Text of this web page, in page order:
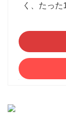
く、たっ